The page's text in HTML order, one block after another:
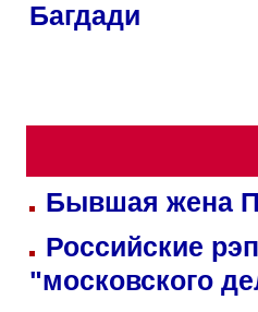
Багдади
Бывшая жена
Российские
"московского